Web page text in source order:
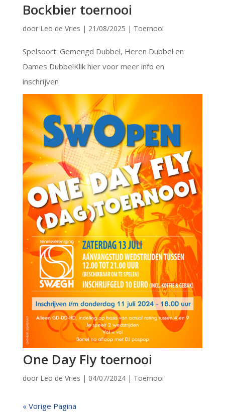
Bockbier toernooi
door Leo de Vries | 21/08/2025 | Toernooi
Spelsoort: Gemengd Dubbel, Heren Dubbel en
Dames DubbelKlik hier voor meer info en
inschrijven
One Day Fly toernooi
door Leo de Vries | 04/07/2024| Toernooi
« Vorige Pagina